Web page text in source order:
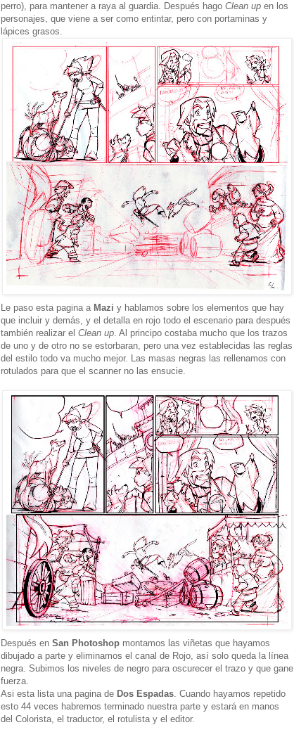
perro), para mantener a raya al guardia. Después hago Clean up en los
personajes, que viene a ser como entintar, pero con portaminas y
lápices grasos.
Le paso esta pagina a Mazi y hablamos sobre los elementos que hay
que incluir y demás, y el detalla en rojo todo el escenario para después
también realizar el Clean up. Al principo costaba mucho que los trazos
de uno y de otro no se estorbaran, pero una vez establecidas las reglas
del estilo todo va mucho mejor. Las masas negras las rellenamos con
rotulados para que el scanner no las ensucie.
Después en San Photoshop montamos las viñetas que hayamos
dibujado a parte y eliminamos el canal de Rojo, así solo queda la línea
negra. Subimos los niveles de negro para oscurecer el trazo y que gane
fuerza.
Asi esta lista una pagina de Dos Espadas. Cuando hayamos repetido
esto 44 veces habremos terminado nuestra parte y estará en manos
del Colorista, el traductor, el rotulista y el editor.